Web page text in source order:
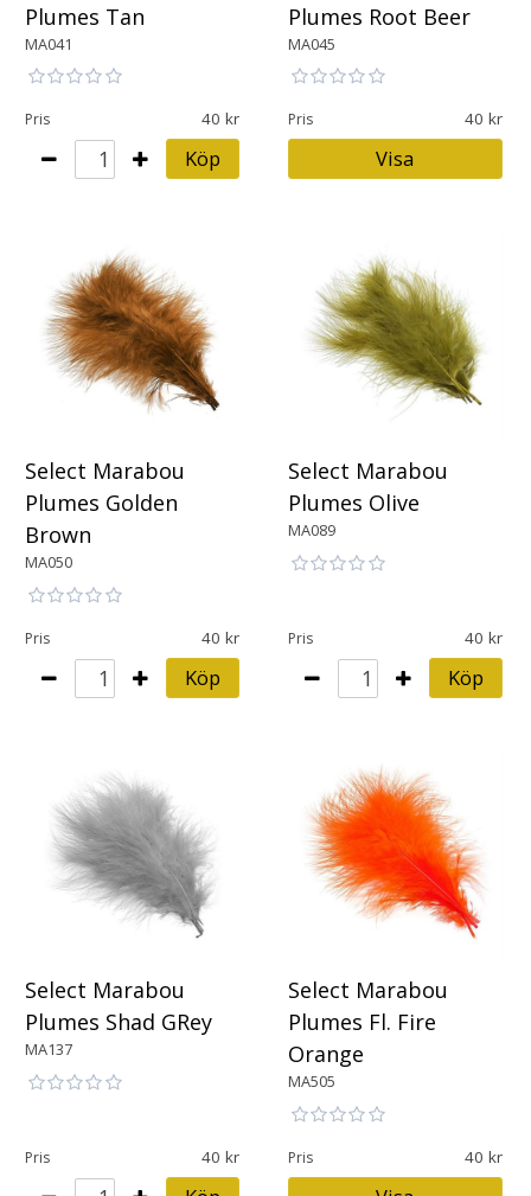
Plumes Tan
MA041
Pris 40
Köp
Plumes Root Beer
MA045
Pris 40
Visa
Select Marabou
Plumes Golden
Brown
MA050
Pris 40
Köp
Select Marabou
Plumes Olive
MA089
Pris 40
Köp
Select Marabou
Plumes Shad GRey
MA137
Pris 40
Select Marabou
Plumes Fl. Fire
Orange
MA505
Pris 40